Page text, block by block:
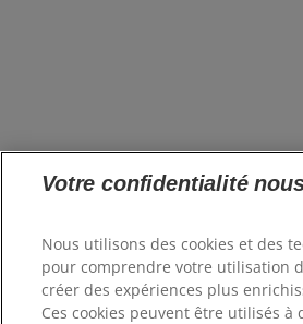
Votre confidentialité
Nous utilisons des cookies et des
pour comprendre votre utilisation
créer des expériences plus
Ces cookies peuvent être utilisés à